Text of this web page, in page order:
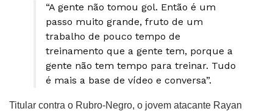
“A gente não tomou gol. Então é um
passo muito grande, fruto de um
trabalho de pouco tempo de
treinamento que a gente tem, porque a
gente não tem tempo para treinar. Tudo
é mais a base de vídeo e conversa”.
Titular contra o Rubro-Negro, o jovem atacante Rayan